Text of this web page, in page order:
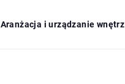
Aranżacja i urządzanie wnętrz